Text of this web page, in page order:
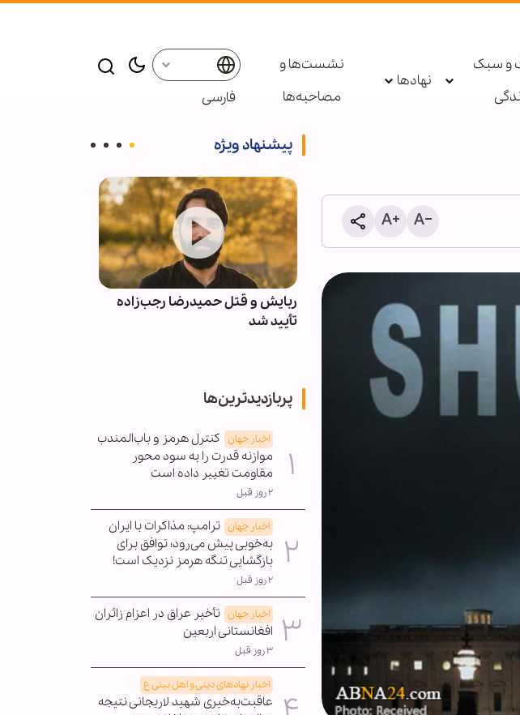
و سبک
نهادها
نشست‌ها و
مصاحبه‌ها
فارسی
پیشنهاد ویژه
برگزاری شب‌های عزاداری اربعین
حسینی در مرکز اسلامی مسکو +
تصاویر
ربایش و قتل حمیدرضا رجب‌زاده
تأیید شد
پربازدیدترین‌ها
اخبار جهان کنترل هرمز و باب‌المندب
موازنه قدرت را به سود محور
مقاومت تغییر داده است
۲ روز قبل
اخبار جهان ترامپ: مذاکرات با ایران
به‌خوبی پیش می‌رود؛ توافق برای
بازگشایی تنگه هرمز نزدیک است!
۲ روز قبل
اخبار جهان تأخیر عراق در اعزام زائران
افغانستانی اربعین
۳ روز قبل
اخبار نهادهای دینی و اهل بیتی ع
عاقبت‌به‌خیری شهید لاریجانی نتیجه